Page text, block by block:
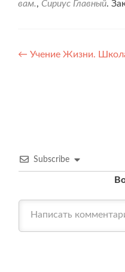
вам., Сириус Главный.
Навигация
← Учение Жизни.
Subscribe